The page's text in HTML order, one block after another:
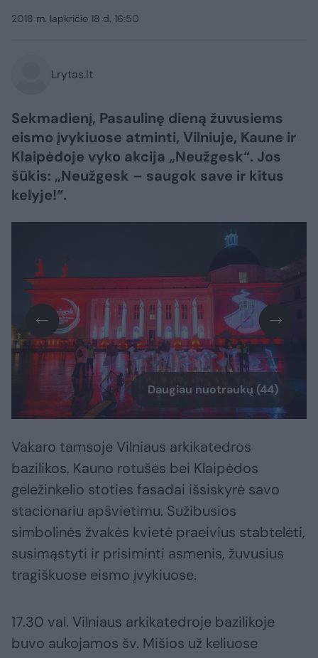
2018 m. lapkričio 18 d. 16:50
Lrytas.lt
Sekmadienį, Pasaulinę dieną žuvusiems
eismo įvykiuose atminti, Vilniuje, Kaune ir
Klaipėdoje vyko akcija „Neužgesk“. Jos
šūkis: „Neužgesk – saugok save ir kitus
kelyje!“.
Daugiau nuotraukų (44)
Vakaro tamsoje Vilniaus arkikatedros
bazilikos, Kauno rotušės bei Klaipėdos
geležinkelio stoties fasadai išsiskyrė savo
stacionariu apšvietimu. Sužibusios
simbolinės žvakės kvietė praeivius stabtelėti,
susimąstyti ir prisiminti asmenis, žuvusius
tragiškuose eismo įvykiuose.
17.30 val. Vilniaus arkikatedroje bazilikoje
buvo aukojamos šv. Mišios už keliuose